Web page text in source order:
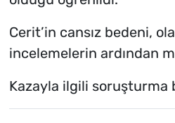
Cerit’in cansız bedeni,
incelemelerin ardından
Kazayla ilgili soruşturma